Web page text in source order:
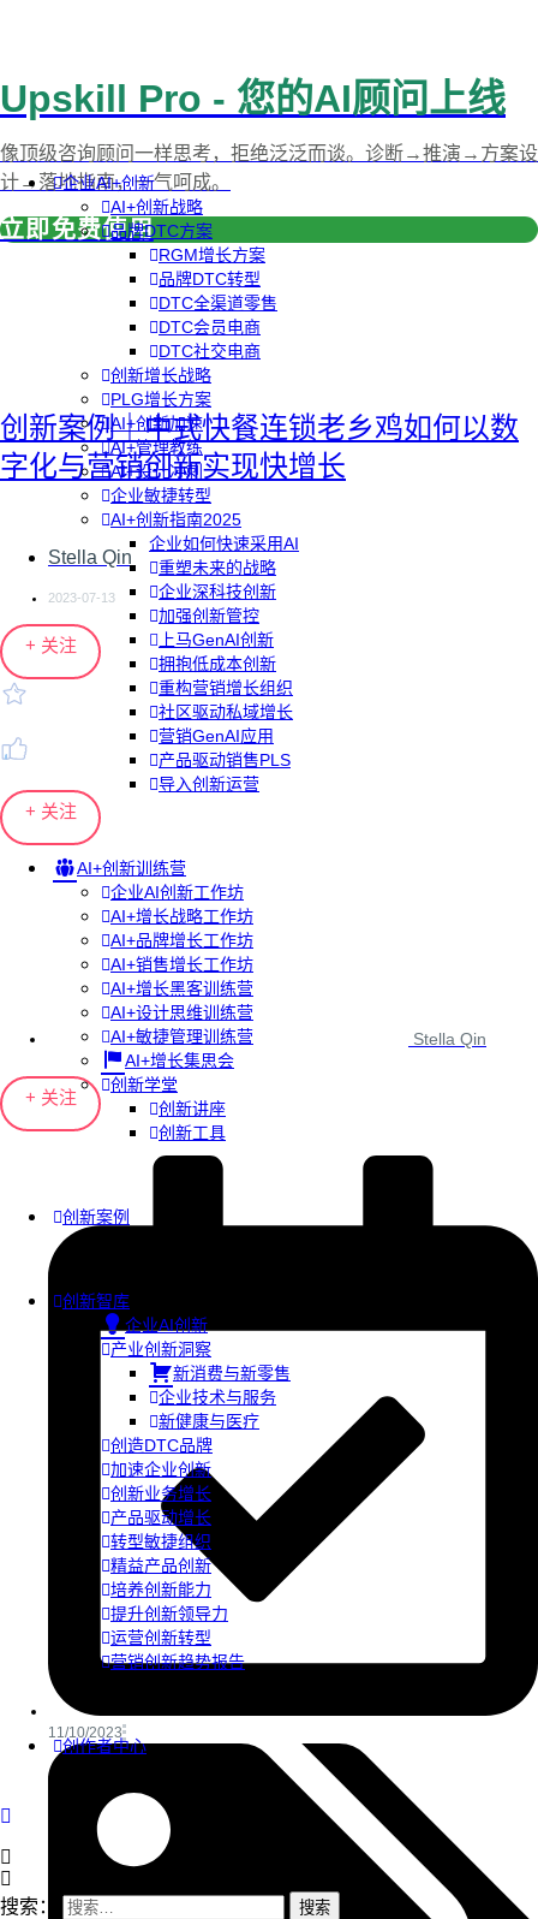
企业AI+创新
AI+创新战略
品牌DTC方案
RGM增长方案
品牌DTC转型
DTC全渠道零售
DTC会员电商
DTC社交电商
创新增长战略
PLG增长方案
AI+创新加速
AI+管理教练
AI+设计冲刺
企业敏捷转型
AI+创新指南2025
企业如何快速采用AI
重塑未来的战略
企业深科技创新
加强创新管控
上马GenAI创新
拥抱低成本创新
重构营销增长组织
社区驱动私域增长
营销GenAI应用
产品驱动销售PLS
导入创新运营
AI+创新训练营
企业AI创新工作坊
AI+增长战略工作坊
AI+品牌增长工作坊
AI+销售增长工作坊
AI+增长黑客训练营
AI+设计思维训练营
AI+敏捷管理训练营
AI+增长集思会
创新学堂
创新讲座
创新工具
创新案例
创新智库
企业AI创新
产业创新洞察
新消费与新零售
企业技术与服务
新健康与医疗
创造DTC品牌
加速企业创新
创新业务增长
产品驱动增长
转型敏捷组织
精益产品创新
培养创新能力
提升创新领导力
运营创新转型
营销创新趋势报告
创作者中心
搜索：
Upskill Pro - 您的AI顾问上线
像顶级咨询顾问一样思考，拒绝泛泛而谈。诊断→推演→方案设
计→落地指南，一气呵成。
立即免费使用
创新案例｜中式快餐连锁老乡鸡如何以数
字化与营销创新实现快增长
Stella Qin
2023-07-13
+ 关注
+ 关注
Stella Qin
+ 关注
11/10/2023